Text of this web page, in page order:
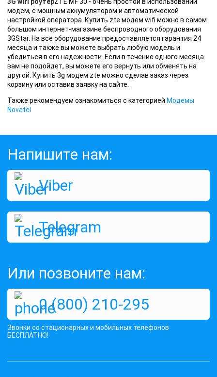
модем, с мощным аккумулятором и автоматической
настройкой оператора. Купить zte модем wifi можно в самом
большом интернет-магазине беспроводного оборудования
3GStar. На все оборудование предоставляется гарантия 24
месяца и также вы можете выбрать любую модель и
убедиться в его надежности. Если в течение одного месяца
вам не подойдет, вы можете его вернуть или обменять на
другой. Купить 3g модем zte можно сделав заказ через
корзину или оставив заявку на сайте.
Также рекомендуем ознакомиться с категорией Модемы
Novatel
Напишите нам:
Viber
Telegram
Или позвоните нам:
0 (800) 210-295
Звонки со стационарных и мобильных телефонов
БЕСПЛАТНО!